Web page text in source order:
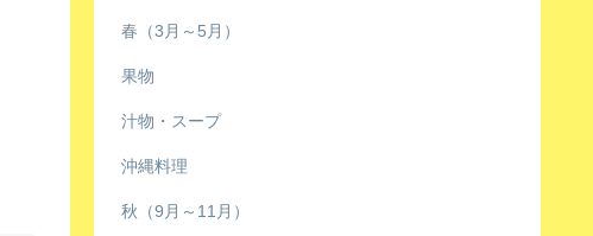
春（3月～5月）
果物
汁物・スープ
沖縄料理
秋（9月～11月）